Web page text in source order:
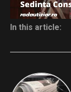
In this article: